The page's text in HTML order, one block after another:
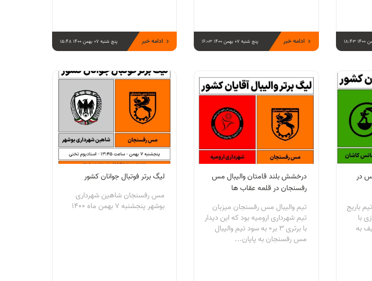
پنج شنبه 07 بهمن 1400 16:03 ادامه خبر پنج شنبه 07 بهمن 1400 15:48 ادامه خبر
در
باریج
با
به
درخشش بلند قامتان والیبال مس
رفسنجان در قلعه عقاب ها
تیم والیبال مس رفسنجان میزبان
تیم شهرداری ارومیه بود که این دیدار
با برتری 3 بر0 به سود تیم والیبال
مس رفسنجان به پایان...
لیگ برتر فوتبال جوانان کشور
مس رفسنجان شاهین شهرداری
بوشهر پنجشنبه 7 بهمن ماه 1400